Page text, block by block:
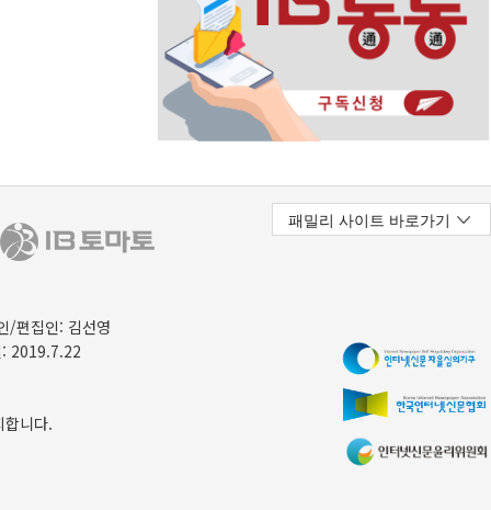
/편집인: 김선영
2019.7.22
니다.